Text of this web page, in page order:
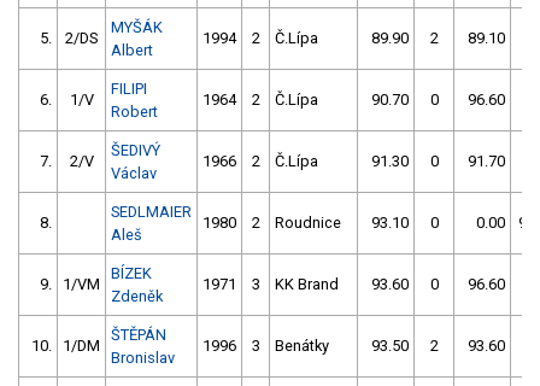
5. 2/DS
MYŠÁK
Albert
1994 2 Č.Lípa 89.90 2 89.10
6. 1/V
FILIPI
Robert
1964 2 Č.Lípa 90.70 0 96.60
7. 2/V
ŠEDIVÝ
Václav
1966 2 Č.Lípa 91.30 0 91.70
8.
SEDLMAIER
Aleš
1980 2 Roudnice 93.10 0 0.00
9. 1/VM
BÍZEK
Zdeněk
1971 3 KK Brand 93.60 0 96.60
10. 1/DM
ŠTĚPÁN
Bronislav
1996 3 Benátky 93.50 2 93.60